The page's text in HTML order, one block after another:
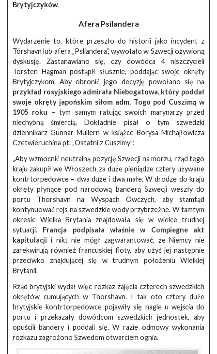
Brytyjczyków.
Afera Psilandera
Wydarzenie to, które przeszło do historii jako incydent z
Tórshavn lub afera „Psliandera”, wywołało w Szwecji ożywioną
dyskusję. Zastanawiano się, czy dowódca 4 niszczycieli
Torsten Hagman postąpił słusznie, poddając swoje okręty
Brytyjczykom. Aby obronić jego decyzję powołano się na
przykład rosyjskiego admirała Niebogatowa, który poddał
swoje okręty japońskim siłom adm. Togo pod Cuszimą w
1905 roku – tym samym ratując swoich marynarzy przed
niechybną śmiercią. Dokładnie pisał o tym szwedzki
dziennikarz Gunnar Mullern w książce Borysa Michajłowicza
Czetwieruchina pt. „Ostatni z Cuszimy”:
„Aby wzmocnić neutralną pozycję Szwecji na morzu, rząd tego
kraju zakupił we Włoszech za duże pieniądze cztery używane
kontrtorpedowce – dwa duże i dwa małe. W drodze do kraju
okręty płynące pod narodową banderą Szwecji weszły do
portu Thorshavn na Wyspach Owczych, aby stamtąd
kontynuować rejs na szwedzkie wody przybrzeżne. W tamtym
okresie Wielka Brytania znajdowała się w wielce trudnej
sytuacji. Francja podpisała właśnie w Compiegne akt
kapitulacji i nikt nie mógł zagwarantować, że Niemcy nie
zarekwirują również francuskiej floty, aby użyć jej następnie
przeciwko znajdującej się w trudnym położeniu Wielkiej
Brytanii.
Rząd brytyjski wydał więc rozkaz zajęcia czterech szwedzkich
okrętów cumujących w Thorshavn. I tak oto cztery duże
brytyjskie kontrtorpedowce pojawiły się nagle u wejścia do
portu i przekazały dowódcom szwedzkich jednostek, aby
opuścili bandery i poddali się. W razie odmowy wykonania
rozkazu zagrożono Szwedom otwarciem ognia.